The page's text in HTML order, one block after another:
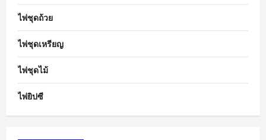
ไพ่ชุดถ้วย
ไพ่ชุดเหรียญ
ไพ่ชุดไม้
ไพ่ยิปซี